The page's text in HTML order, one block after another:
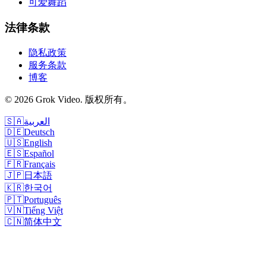
可爱舞蹈
法律条款
隐私政策
服务条款
博客
© 2026 Grok Video. 版权所有。
🇸🇦العربية
🇩🇪Deutsch
🇺🇸English
🇪🇸Español
🇫🇷Français
🇯🇵日本語
🇰🇷한국어
🇵🇹Português
🇻🇳Tiếng Việt
🇨🇳简体中文